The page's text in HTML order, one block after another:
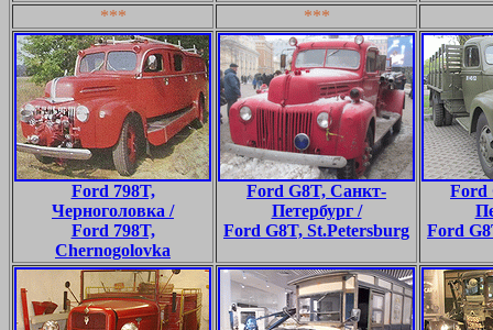
***
***
Ford 798T,
Черноголовка /
Ford 798T,
Chernogolovka
Ford G8T, Санкт-
Петербург /
Ford G8T, St.Petersburg
Ford
Ford